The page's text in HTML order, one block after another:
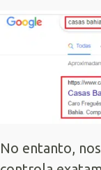
No entanto,